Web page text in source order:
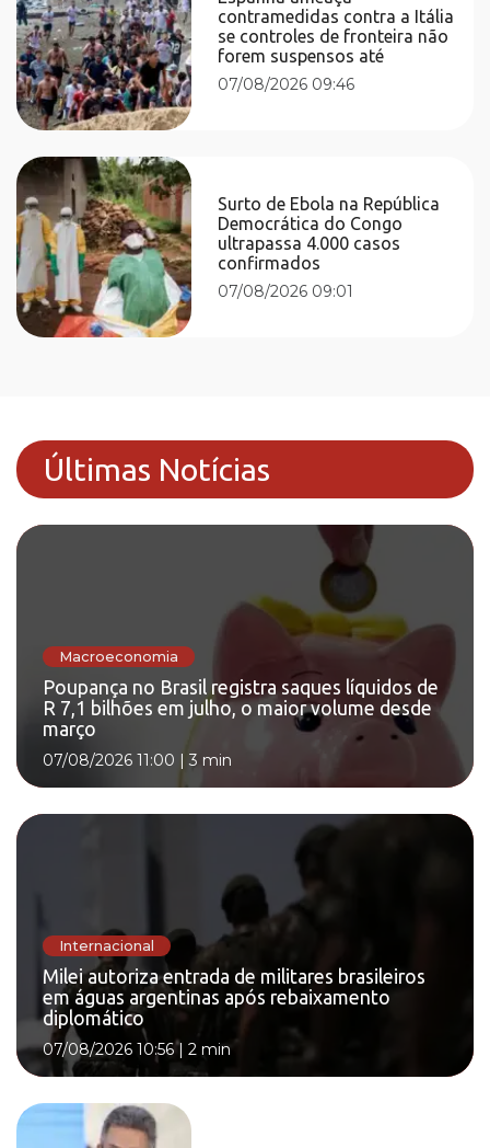
contramedidas contra a Itália
se controles de fronteira não
forem suspensos até
07/08/2026 09:46
Surto de Ebola na República
Democrática do Congo
ultrapassa 4.000 casos
confirmados
07/08/2026 09:01
Últimas Notícias
Macroeconomia
Poupança no Brasil registra saques líquidos de
R 7,1 bilhões em julho, o maior volume desde
março
07/08/2026 11:00 |3 min
Internacional
Milei autoriza entrada de militares brasileiros
em águas argentinas após rebaixamento
diplomático
07/08/2026 10:56| 2 min